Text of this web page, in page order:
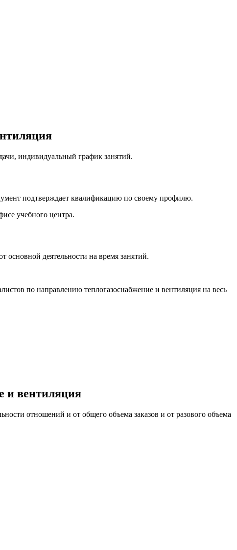
индивидуальный график занятий.
подтверждает квалификацию по своему профилю.
учебного центра.
основной деятельности на время занятий.
по направлению теплогазоснабжение и вентиляция на весь
и вентиляция
отношений и от общего объема заказов и от разового объема